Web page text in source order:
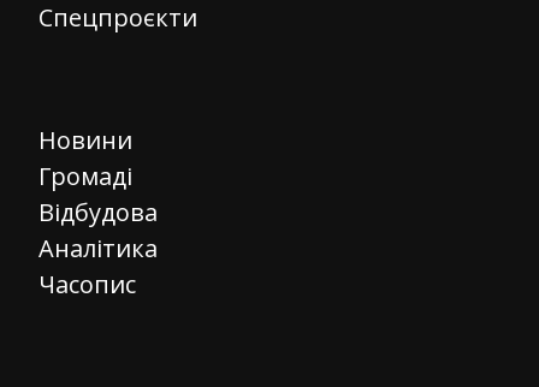
Спецпроєкти
Новини
Громаді
Відбудова
Аналітика
Часопис